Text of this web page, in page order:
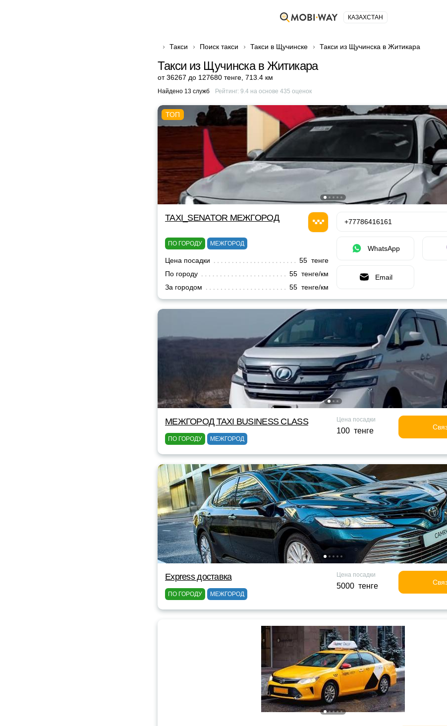
КАЗАХСТАН
Такси Поиск такси Такси в Щучинске Такси из Щучинска в Житикара
Такси из Щучинска в Житикара
от 36267 до 127680 тенге 713.4 км
Найдено 13 служб Рейтинг: 9.4на основе 435 оценок
TAXI_SENATOR МЕЖГОРОД
ПО ГОРОДУ МЕЖГОРОД
Цена посадки
55 тенге
По городу
55 тенге/км
За городом
55 тенге/км
+77786416161
WhatsApp
Email
МЕЖГОРОД TAXI BUSINESS CLASS
ПО ГОРОДУ МЕЖГОРОД
Цена посадки
100 тенге
Express доставка
ПО ГОРОДУ МЕЖГОРОД
Цена посадки
5000 тенге